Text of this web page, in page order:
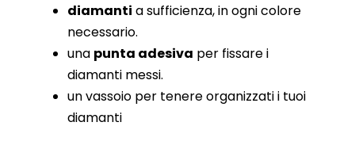
diamanti a sufficienza, in ogni colore
necessario.
una punta adesiva per fissare i
diamanti messi.
un vassoio per tenere organizzati i tuoi
diamanti